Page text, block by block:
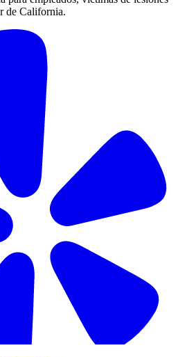
de California.